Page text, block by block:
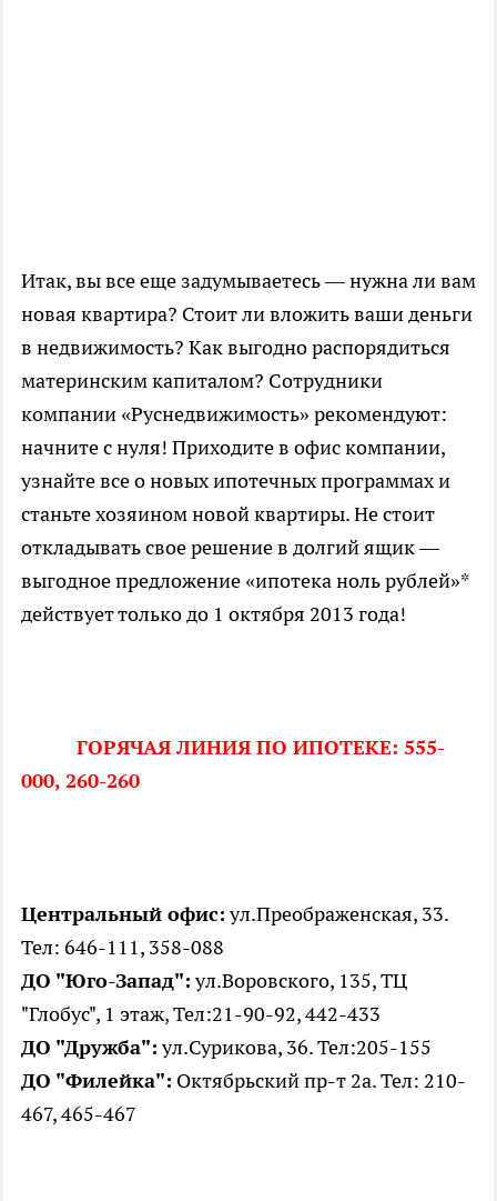
Итак, вы все еще задумываетесь — нужна ли вам
новая квартира? Стоит ли вложить ваши деньги
в недвижимость? Как выгодно распорядиться
материнским капиталом? Сотрудники
компании «Руснедвижимость» рекомендуют:
начните с нуля! Приходите в офис компании,
узнайте все о новых ипотечных программах и
станьте хозяином новой квартиры. Не стоит
откладывать свое решение в долгий ящик —
выгодное предложение «ипотека ноль рублей»*
действует только до 1 октября 2013 года!
ГОРЯЧАЯ ЛИНИЯ ПО ИПОТЕКЕ: 555-
000, 260-260
Центральный офис:ул.Преображенская, 33.
Тел: 646-111, 358-088
ДО "Юго-Запад":ул.Воровского, 135, ТЦ
"Глобус", 1 этаж, Тел:21-90-92, 442-433
ДО "Дружба":ул.Сурикова, 36. Тел:205-155
ДО "Филейка": Октябрьский пр-т 2а. Тел: 210-
467, 465-467